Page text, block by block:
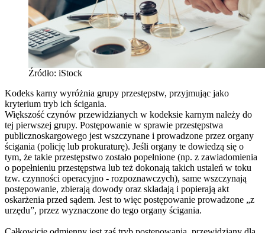
Źródło: iStock
Kodeks karny wyróżnia grupy przestępstw, przyjmując jako
kryterium tryb ich ścigania.
Większość czynów przewidzianych w kodeksie karnym należy do
tej pierwszej grupy. Postępowanie w sprawie przestępstwa
publicznoskargowego jest wszczynane i prowadzone przez organy
ścigania (policję lub prokuraturę). Jeśli organy te dowiedzą się o
tym, że takie przestępstwo zostało popełnione (np. z zawiadomienia
o popełnieniu przestępstwa lub też dokonają takich ustaleń w toku
tzw. czynności operacyjno - rozpoznawczych), same wszczynają
postępowanie, zbierają dowody oraz składają i popierają akt
oskarżenia przed sądem. Jest to więc postępowanie prowadzone „z
urzędu”, przez wyznaczone do tego organy ścigania.